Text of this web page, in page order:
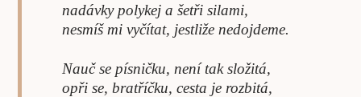
nadávky polykej a šetři silami,
nesmíš mi vyčítat, jestliže nedojdeme.
Nauč se písničku, není tak složitá,
opři se, bratříčku, cesta je rozbitá,